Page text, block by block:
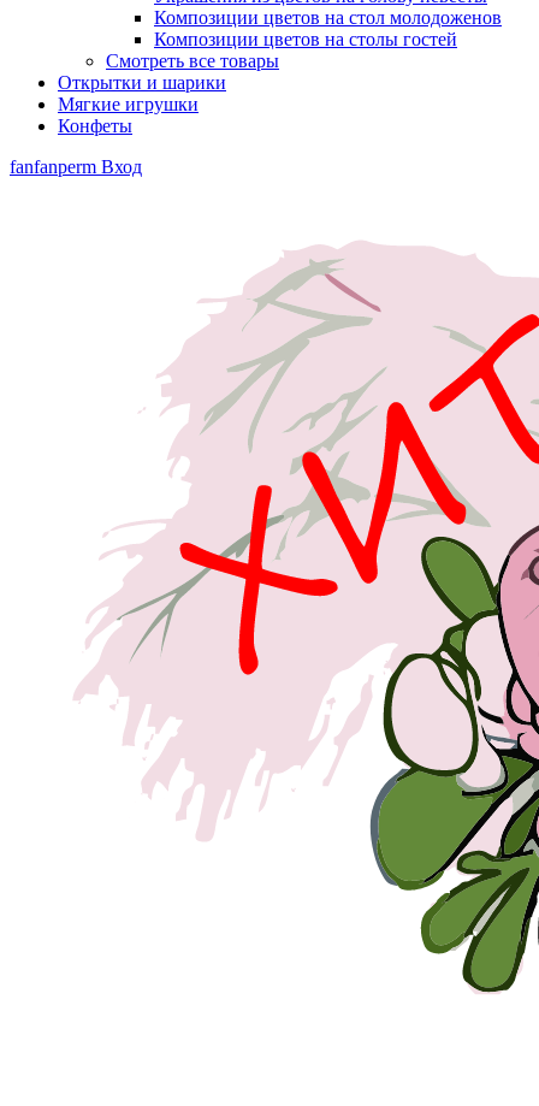
Композиции цветов на стол молодоженов
Композиции цветов на столы гостей
Смотреть все товары
Открытки и шарики
Мягкие игрушки
Конфеты
fanfanperm Вход